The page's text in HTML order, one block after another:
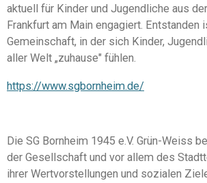
aktuell für Kinder und Jugendliche aus
Frankfurt am Main engagiert. Entstanden
Gemeinschaft, in der sich Kinder,
aller Welt „zuhause" fühlen.
https://www.sgbornheim.de/
Die SG Bornheim 1945 e.V. Grün-Weiss
der Gesellschaft und vor allem des
ihrer Wertvorstellungen und sozialen